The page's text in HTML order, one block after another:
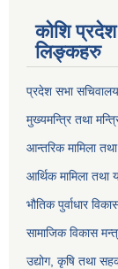
कोशि प्रदेश
लिङ्कहरु
प्रदेश सभा सचिवालय
मुख्यमन्त्रि तथा
आन्तरिक मामिला
आर्थिक मामिला तथा
भौतिक पुर्वाधार
सामाजिक विकास
उद्योग, कृषि तथा